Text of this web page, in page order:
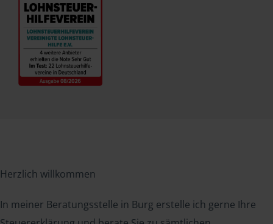
Herzlich willkommen
In meiner Beratungsstelle in Burg erstelle ich gerne Ihre